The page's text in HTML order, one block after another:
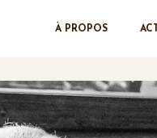
À PROPOS